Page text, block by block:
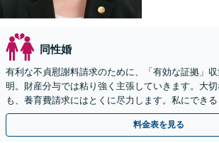
同性婚
有利な不貞慰謝料請求のために、「有効な証拠」
明。財産分与では粘り強く主張していきます。大
も、養育費請求にはとくに尽力します。私にでき
ートさせていただきます。
料金表を見る